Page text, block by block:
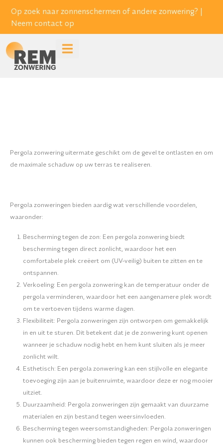
Op zoek naar zonnenschermen of andere zonwering? |
Neem contact op
Pergola zonwering uitermate geschikt om de gevel te ontlasten en om
de maximale schaduw op uw terras te realiseren.
Pergola zonweringen bieden aardig wat verschillende voordelen,
waaronder:
Bescherming tegen de zon: Een pergola zonwering biedt
bescherming tegen direct zonlicht, waardoor het een
comfortabele plek creëert om (UV-veilig) buiten te zitten en te
ontspannen.
Verkoeling: Een pergola zonwering kan de temperatuur onder de
pergola verminderen, waardoor het een aangenamere plek wordt
om te vertoeven tijdens warme dagen.
Flexibiliteit: Pergola zonweringen zijn ontworpen om gemakkelijk
in en uit te sturen. Dit betekent dat je de zonwering kunt openen
wanneer je schaduw nodig hebt en hem kunt sluiten als je meer
zonlicht wilt.
Esthetisch: Een pergola zonwering kan een stijlvolle en elegante
toevoeging zijn aan je buitenruimte, waardoor deze er nog mooier
uitziet.
Duurzaamheid: Pergola zonweringen zijn gemaakt van duurzame
materialen en zijn bestand tegen weersinvloeden.
Bescherming tegen weersomstandigheden: Pergola zonweringen
kunnen ook bescherming bieden tegen regen en wind, waardoor